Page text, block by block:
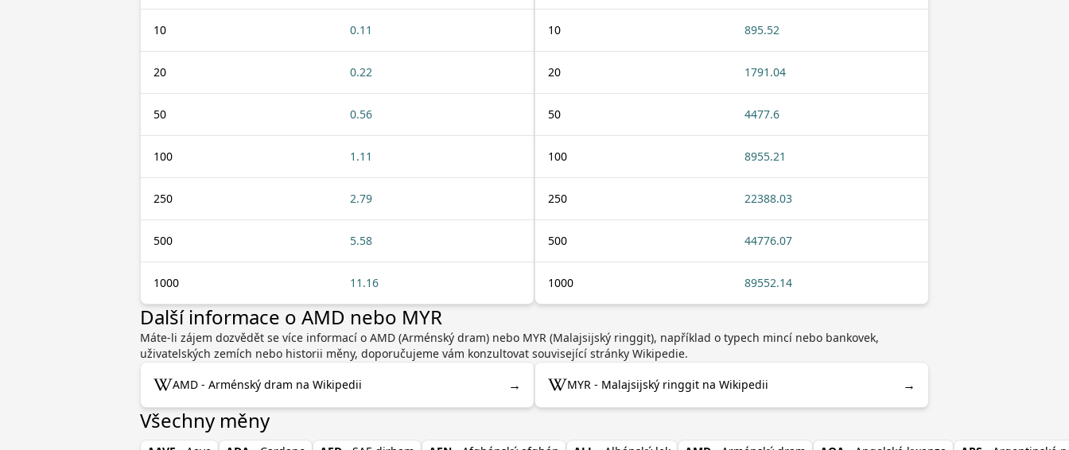
10 0.11
20 0.22
50 0.56
100 1.11
250 2.79
500 5.58
1000 11.16
10 895.52
20 1791.04
50 4477.6
100 8955.21
250 22388.03
500 44776.07
1000 89552.14
Další informace o AMD nebo MYR
Máte-li zájem dozvědět se více informací o AMD (Arménský dram) nebo MYR (Malajsijský ringgit), například o typech mincí nebo bankovek,
uživatelských zemích nebo historii měny, doporučujeme vám konzultovat související stránky Wikipedie.
AMD - Arménský dram na Wikipedii → MYR - Malajsijský ringgit na Wikipedii →
Všechny měny